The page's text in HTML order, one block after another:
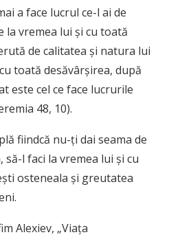
a face lucrul ce-l ai de
la vremea lui şi cu toată
de calitatea și natura lui
toată desăvârşirea, după
este cel ce face lucrurile
48, 10).
fiindcă nu-ţi dai seama de
l faci la vremea lui şi cu
osteneala şi greutatea
Alexiev, „Viaţa